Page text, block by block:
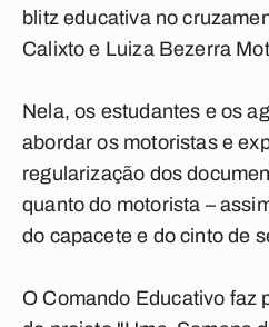
blitz educativa no
Calixto e Luiza Bezerra
Nela, os estudantes e os
abordar os motoristas e
regularização dos
quanto do motorista –
do capacete e do cinto de
O Comando Educativo faz